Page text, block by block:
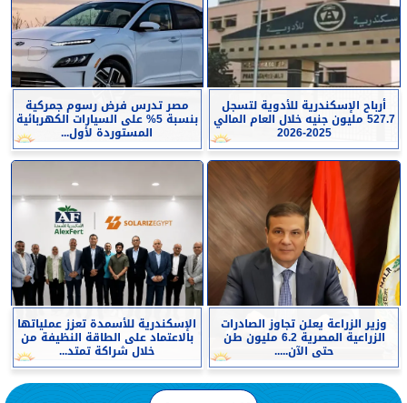
أرباح الإسكندرية للأدوية لتسجل
527.7 مليون جنيه خلال العام المالي
2025-2026
مصر تدرس فرض رسوم جمركية
بنسبة 5% على السيارات الكهربائية
المستوردة لأول...
وزير الزراعة يعلن تجاوز الصادرات
الزراعية المصرية 6.2 مليون طن
حتى الآن.....
الإسكندرية للأسمدة تعزز عملياتها
بالاعتماد على الطاقة النظيفة من
خلال شراكة تمتد...